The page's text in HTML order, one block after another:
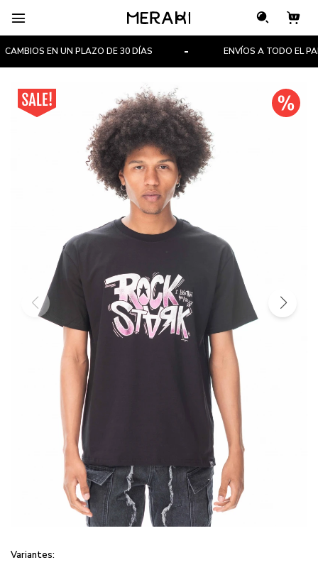

EN UN PLAZO DE 30 DÍAS ENVÍOS A TODO EL PAÍS
Variantes: